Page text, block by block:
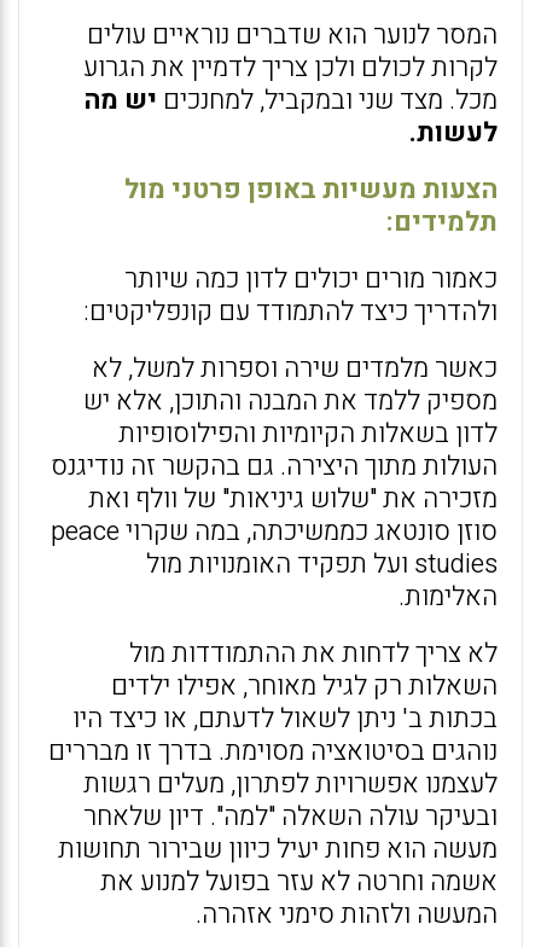
המסר לנוער הוא שדברים נוראיים עולים
לקרות לכולם ולכן צריך לדמיין את הגרוע
מכל. מצד שני ובמקביל, למחנכים יש מה
לעשות.
הצעות מעשיות באופן פרטני מול
תלמידים:
כאמור מורים יכולים לדון כמה שיותר
ולהדריך כיצד להתמודד עם קונפליקטים:
כאשר מלמדים שירה וספרות למשל, לא
מספיק ללמד את המבנה והתוכן, אלא יש
לדון בשאלות הקיומיות והפילוסופיות
העולות מתוך היצירה. גם בהקשר זה נודיגנס
מזכירה את "שלוש גיניאות" של וולף ואת
סוזן סונטאג כממשיכתה, במה שקרוי peace
studies ועל תפקיד האומנויות מול
האלימות.
לא צריך לדחות את ההתמודדות מול
השאלות רק לגיל מאוחר, אפילו ילדים
בכתות ב' ניתן לשאול לדעתם, או כיצד היו
נוהגים בסיטואציה מסוימת. בדרך זו מבררים
לעצמנו אפשרויות לפתרון, מעלים רגשות
ובעיקר עולה השאלה "למה". דיון שלאחר
מעשה הוא פחות יעיל כיוון שבירור תחושות
אשמה וחרטה לא עזר בפועל למנוע את
המעשה ולזהות סימני אזהרה.